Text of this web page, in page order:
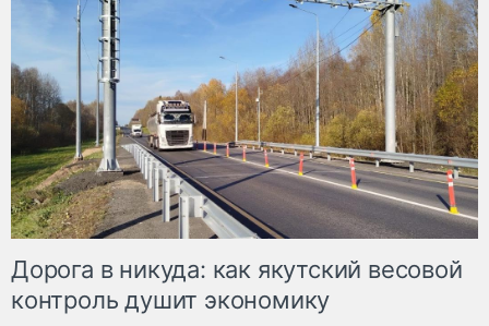
Дорога в никуда: как якутский весовой
контроль душит экономику